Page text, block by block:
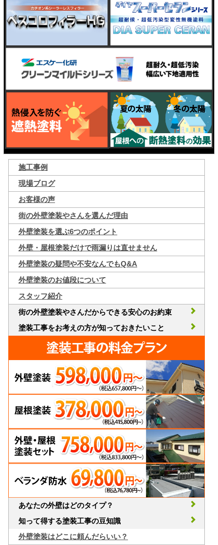
施工事例
現場ブログ
お客様の声
街の外壁塗装やさんを選んだ理由
外壁塗装を選ぶ6つのポイント
外壁・屋根塗装だけで雨漏りは直せません
外壁塗装の疑問や不安なんでもQ&A
外壁塗装のお値段について
スタッフ紹介
街の外壁塗装やさんだからできる安心のお約束
塗装工事をお考えの方が知っておきたいこと
あなたの外壁はどのタイプ？
知って得する塗装工事の豆知識
外壁塗装はどこに頼んだらいい？